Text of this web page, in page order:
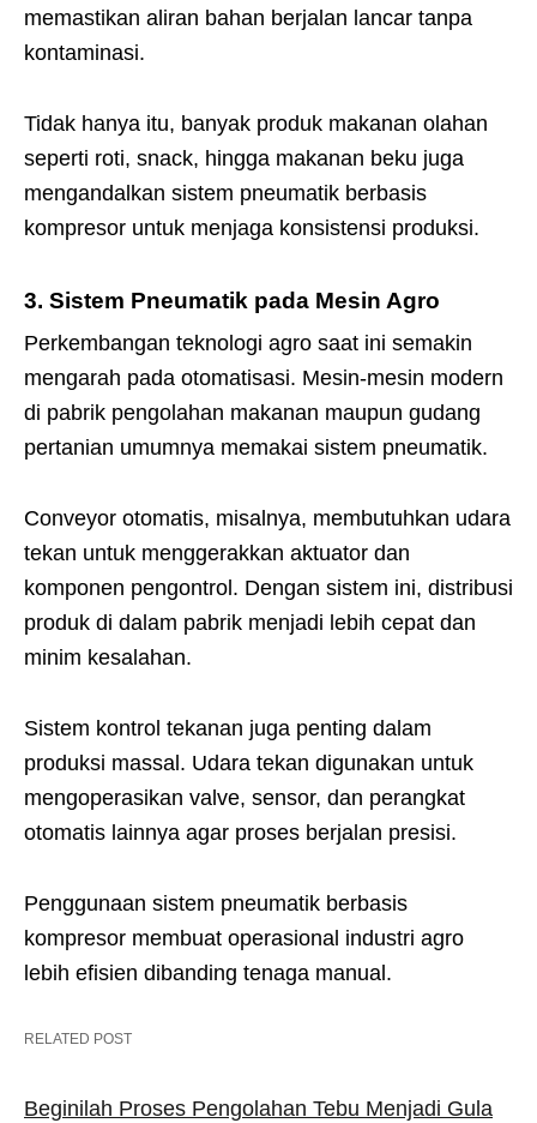
memastikan aliran bahan berjalan lancar tanpa
kontaminasi.
Tidak hanya itu, banyak produk makanan olahan
seperti roti, snack, hingga makanan beku juga
mengandalkan sistem pneumatik berbasis
kompresor untuk menjaga konsistensi produksi.
3. Sistem Pneumatik pada Mesin Agro
Perkembangan teknologi agro saat ini semakin
mengarah pada otomatisasi. Mesin-mesin modern
di pabrik pengolahan makanan maupun gudang
pertanian umumnya memakai sistem pneumatik.
Conveyor otomatis, misalnya, membutuhkan udara
tekan untuk menggerakkan aktuator dan
komponen pengontrol. Dengan sistem ini, distribusi
produk di dalam pabrik menjadi lebih cepat dan
minim kesalahan.
Sistem kontrol tekanan juga penting dalam
produksi massal. Udara tekan digunakan untuk
mengoperasikan valve, sensor, dan perangkat
otomatis lainnya agar proses berjalan presisi.
Penggunaan sistem pneumatik berbasis
kompresor membuat operasional industri agro
lebih efisien dibanding tenaga manual.
RELATED POST
Beginilah Proses Pengolahan Tebu Menjadi Gula